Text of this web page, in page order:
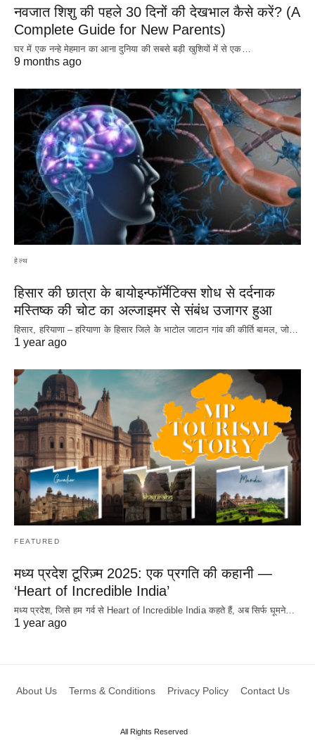
नवजात शिशु की पहले 30 दिनों की देखभाल कैसे करें? (A
Complete Guide for New Parents)
घर में एक नन्हे मेहमान का आना दुनिया की सबसे बड़ी खुशियों में से एक…
9 months ago
हेल्थ
हिसार की छात्रा के बायोइन्फॉर्मेटिक्स शोध से दर्दनाक
मस्तिष्क की चोट का अल्जाइमर से संबंध उजागर हुआ
हिसार, हरियाणा – हरियाणा के हिसार जिले के भाटोल जाटान गांव की कीर्ति बामल, जो…
1 year ago
FEATURED
मध्य प्रदेश टूरिज़्म 2025: एक प्रगति की कहानी —
‘Heart of Incredible India’
मध्य प्रदेश, जिसे हम गर्व से Heart of Incredible India कहते हैं, अब सिर्फ घूमने…
1 year ago
About Us Terms & Conditions Privacy Policy Contact Us
All Rights Reserved